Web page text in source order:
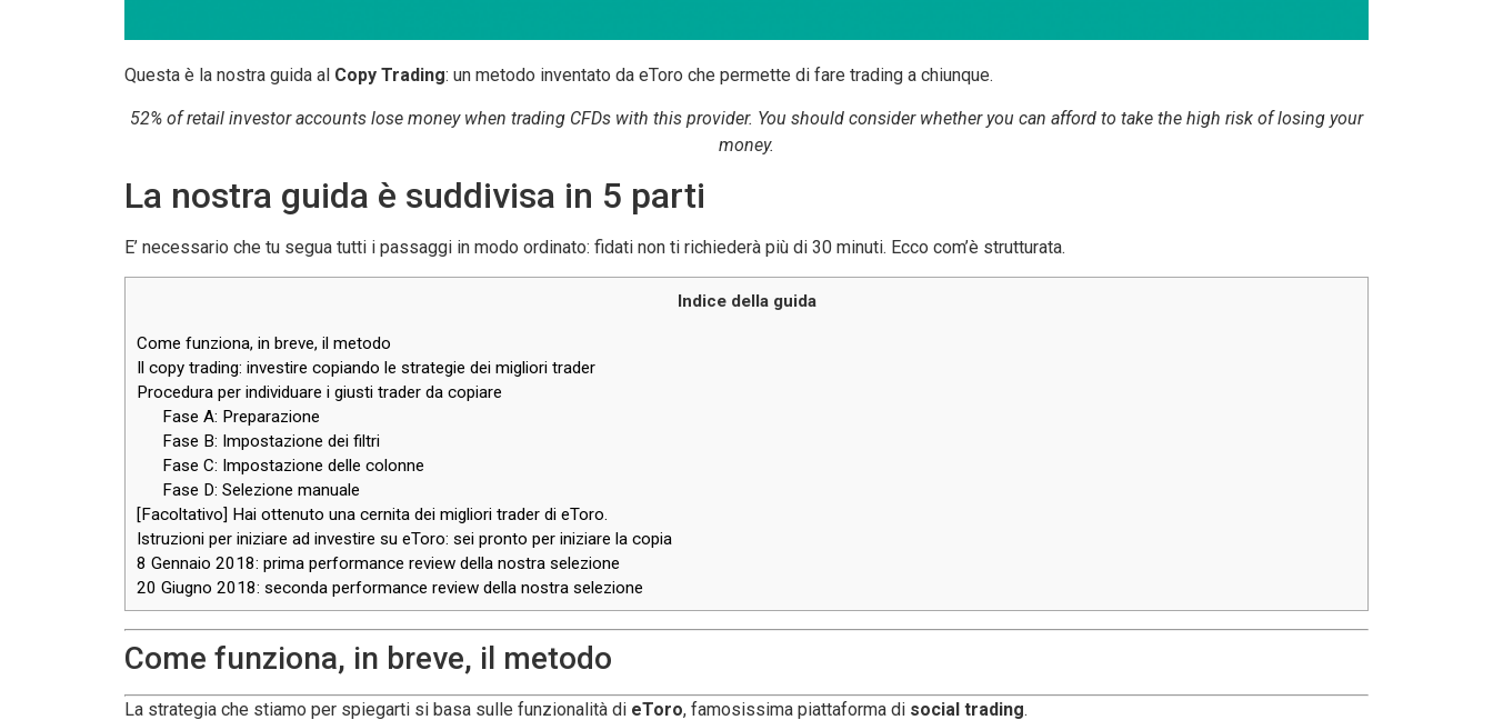
Questa è la nostra guida al Copy Trading: un metodo inventato da eToro che permette di fare trading a chiunque.
52% of retail investor accounts lose money when trading CFDs with this provider. You should consider whether you can afford to take the high risk of losing your
money.
La nostra guida è suddivisa in 5 parti
E’ necessario che tu segua tutti i passaggi in modo ordinato: fidati non ti richiederà più di 30 minuti. Ecco com’è strutturata.
Indice della guida
Come funziona, in breve, il metodo
Il copy trading: investire copiando le strategie dei migliori trader
Procedura per individuare i giusti trader da copiare
Fase A: Preparazione
Fase B: Impostazione dei filtri
Fase C: Impostazione delle colonne
Fase D: Selezione manuale
[Facoltativo] Hai ottenuto una cernita dei migliori trader di eToro.
Istruzioni per iniziare ad investire su eToro: sei pronto per iniziare la copia
8 Gennaio 2018: prima performance review della nostra selezione
20 Giugno 2018: seconda performance review della nostra selezione
Come funziona, in breve, il metodo
La strategia che stiamo per spiegarti si basa sulle funzionalità di eToro, famosissima piattaforma di social trading.